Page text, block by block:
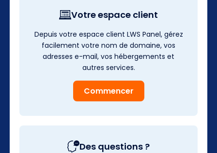
Votre espace client
Depuis votre espace client LWS Panel, gérez
facilement votre nom de domaine, vos
adresses e-mail, vos hébergements et
autres services.
Commencer
Des questions ?